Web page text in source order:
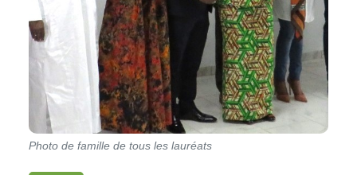
Photo de famille de tous les lauréats